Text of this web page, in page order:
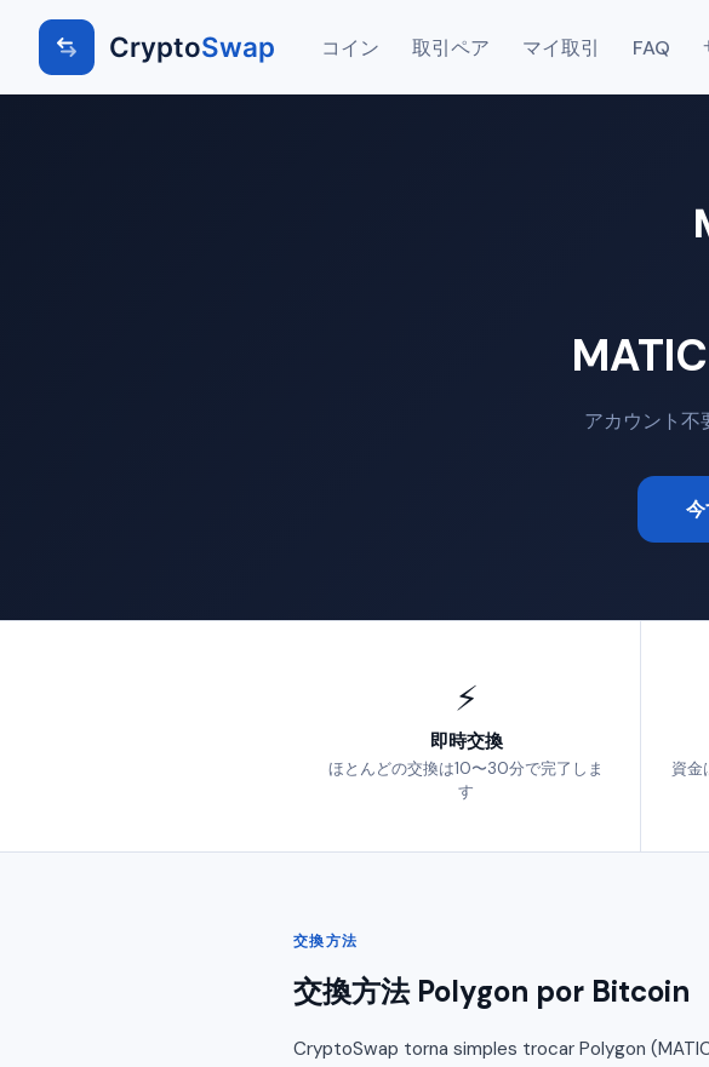
CryptoSwap コイン 取引ペア マイ取引 FAQ
アカウント不
⚡
即時交換
ほとんどの交換は10〜30分で完了しま
す
資金
交換方法
交換方法 Polygon por Bitcoin
CryptoSwap torna simples trocar Polygon